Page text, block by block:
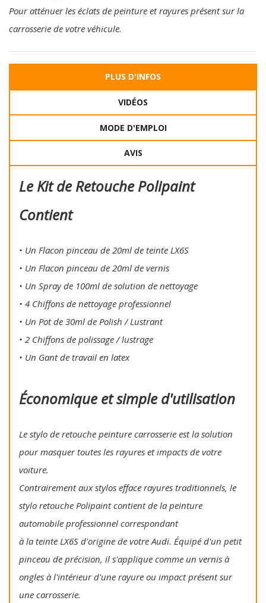
Pour atténuer les éclats de peinture et rayures présent sur la
carrosserie de votre véhicule.
PLUS D'INFOS
VIDÉOS
MODE D'EMPLOI
AVIS
Le Kit de Retouche Polipaint
Contient
• Un Flacon pinceau de 20ml de teinte LX6S
• Un Flacon pinceau de 20ml de vernis
• Un Spray de 100ml de solution de nettoyage
• 4 Chiffons de nettoyage professionnel
• Un Pot de 30ml de Polish / Lustrant
• 2 Chiffons de polissage / lustrage
• Un Gant de travail en latex
Économique et simple d'utilisation
Le stylo de retouche peinture carrosserie est la solution
pour masquer toutes les rayures et impacts de votre
voiture.
Contrairement aux stylos efface rayures traditionnels, le
stylo retouche Polipaint contient de la peinture
automobile professionnel correspondant
à la teinte LX6S d'origine de votre Audi. Équipé d'un petit
pinceau de précision, il s'applique comme un vernis à
ongles à l'intérieur d'une rayure ou impact présent sur
une carrosserie.